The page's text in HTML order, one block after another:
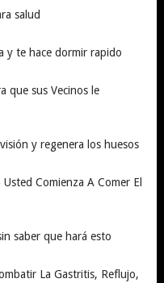
salud
y te hace dormir rapido
que sus Vecinos le
y regenera los huesos
Comienza A Comer El
saber que hará esto
La Gastritis, Reflujo,